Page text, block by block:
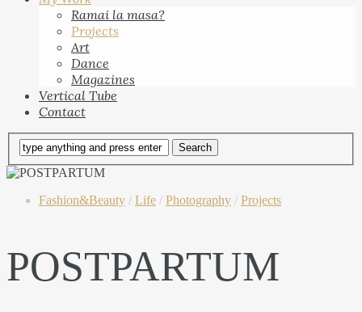
Ramai la masa?
Projects
Art
Dance
Magazines
Vertical Tube
Contact
Fashion&Beauty / Life / Photography / Projects
POSTPARTUM